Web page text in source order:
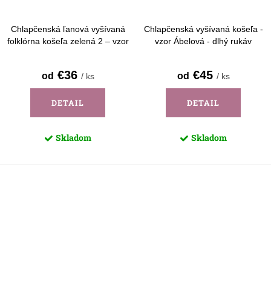
Chlapčenská ľanová vyšívaná
folklórna košeľa zelená 2 – vzor
od €36 / ks
DETAIL
Skladom
Chlapčenská vyšívaná košeľa -
vzor Ábelová - dlhý rukáv
od €45 / ks
DETAIL
Skladom